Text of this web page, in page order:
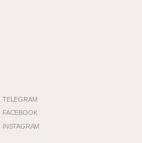
FACEBOOK
TELEGRAM
INSTAGRAM